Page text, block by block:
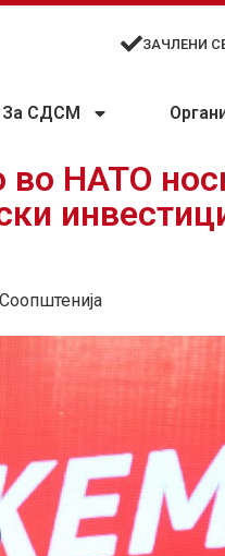
ЗАЧЛЕНИ
За СДСМ
во НАТО
Соопштенија